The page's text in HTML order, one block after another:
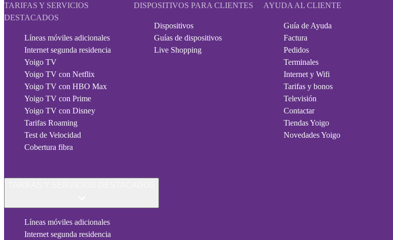
TARIFAS Y SERVICIOS
DESTACADOS
Líneas móviles adicionales
Internet segunda residencia
Yoigo TV
Yoigo TV con Netflix
Yoigo TV con HBO Max
Yoigo TV con Prime
Yoigo TV con Disney
Tarifas Roaming
Test de Velocidad
Cobertura fibra
DISPOSITIVOS PARA CLIENTES
Dispositivos
Guías de dispositivos
Live Shopping
AYUDA AL CLIENTE
Guía de Ayuda
Factura
Pedidos
Terminales
Internet y Wifi
Tarifas y bonos
Televisión
Contactar
Tiendas Yoigo
Novedades Yoigo
Líneas móviles adicionales
Internet segunda residencia